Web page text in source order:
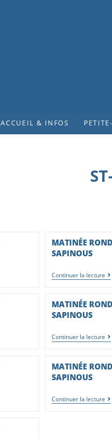
ACCUEIL & INFOS
MATINÉE
SAPINOUS
Continuer la lecture
MATINÉE
SAPINOUS
Continuer la lecture
MATINÉE
SAPINOUS
Continuer la lecture